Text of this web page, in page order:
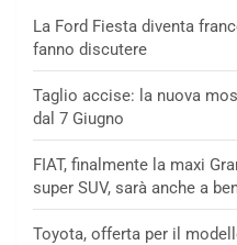
La Ford Fiesta diventa
fanno discutere
Taglio accise: la nuova
dal 7 Giugno
FIAT, finalmente la maxi
super SUV, sarà anche a
Toyota, offerta per il